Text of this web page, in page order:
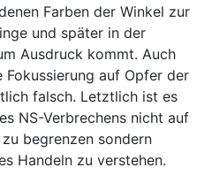
Farben der Winkel zur
und später in der
Ausdruck kommt. Auch
Fokussierung auf Opfer der
falsch. Letztlich ist es
NS-Verbrechens nicht auf
begrenzen sondern
Handeln zu verstehen.